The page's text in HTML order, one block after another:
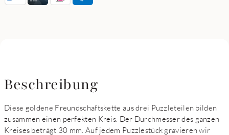
Beschreibung
Diese goldene Freundschaftskette aus drei Puzzleteilen bilden
zusammen einen perfekten Kreis. Der Durchmesser des ganzen
Kreises beträgt 30 mm. Auf jedem Puzzlestück gravieren wir